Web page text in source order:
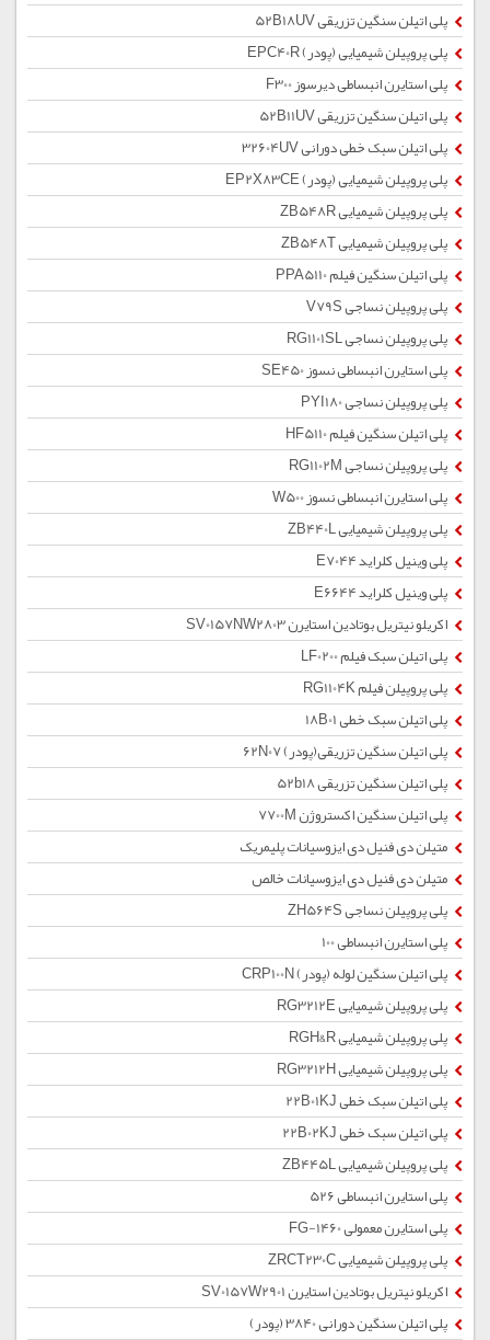
پلی اتیلن سنگین تزریقی 52B18UV
پلی پروپیلن شیمیایی (پودر) EPC40R
پلی استایرن انبساطی دیرسوز F300
پلی اتیلن سنگین تزریقی 52B11UV
پلی اتیلن سبک خطی دورانی 32604UV
پلی پروپیلن شیمیایی (پودر) EP2X83CE
پلی پروپیلن شیمیایی ZB548R
پلی پروپیلن شیمیایی ZB548T
پلی اتیلن سنگین فیلم PPA5110
پلی پروپیلن نساجی V79S
پلی پروپیلن نساجی RG1101SL
پلی استایرن انبساطی نسوز SE450
پلی پروپیلن نساجی PYI180
پلی اتیلن سنگین فیلم HF5110
پلی پروپیلن نساجی RG1102M
پلی استایرن انبساطی نسوز W500
پلی پروپیلن شیمیایی ZB440L
پلی وینیل کلراید E7044
پلی وینیل کلراید E6644
اکریلو نیتریل بوتادین استایرن SV0157NW2803
پلی اتیلن سبک فیلم LF0200
پلی پروپیلن فیلم RG1104K
پلی اتیلن سبک خطی 18B01
پلی اتیلن سنگین تزریقی(پودر) 62N07
پلی اتیلن سنگین تزریقی 52b18
پلی اتیلن سنگین اکستروژن 7700M
متیلن دی فنیل دی ایزوسیانات پلیمریک
متیلن دی فنیل دی ایزوسیانات خالص
پلی پروپیلن نساجی ZH564S
پلی استایرن انبساطی 100
پلی اتیلن سنگین لوله (پودر) CRP100N
پلی پروپیلن شیمیایی RG3212E
پلی پروپیلن شیمیایی RGH&R
پلی پروپیلن شیمیایی RG3212H
پلی اتیلن سبک خطی 22B01KJ
پلی اتیلن سبک خطی 22B02KJ
پلی پروپیلن شیمیایی ZB445L
پلی استایرن انبساطی 526
پلی استایرن معمولی 1460-FG
پلی پروپیلن شیمیایی ZRCT230C
اکریلو نیتریل بوتادین استایرن SV0157W2901
پلی اتیلن سنگین دورانی 3840 (پودر)